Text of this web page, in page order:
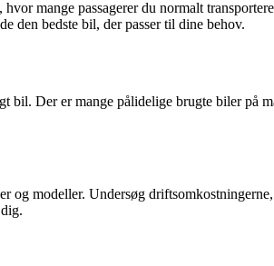
mange passagerer du normalt
den bedste bil, der passer til dine behov.
Der er mange pålidelige brugte biler
modeller. Undersøg